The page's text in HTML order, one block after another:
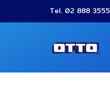
Tel. 02 888 3555